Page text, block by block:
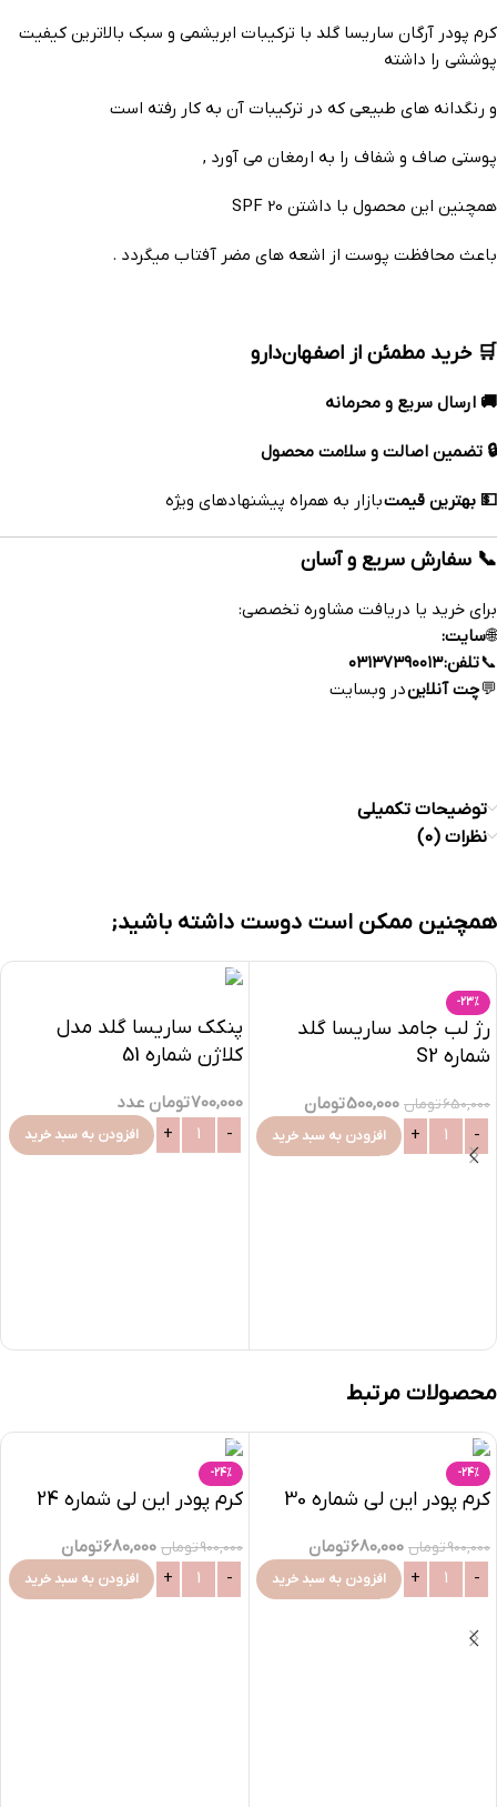
کرم پودر آرگان ساریسا گلد با ترکیبات ابریشمی و سبک بالاترین کیفیت
پوششی را داشته
و رنگدانه های طبیعی که در ترکیبات آن به کار رفته است
پوستی صاف و شفاف را به ارمغان می آورد ,
همچنین این محصول با داشتن SPF 20
باعث محافظت پوست از اشعه های مضر آفتاب میگردد .
🛒 خرید مطمئن از اصفهان‌دارو
🚚 ارسال سریع و محرمانه
🔒 تضمین اصالت و سلامت محصول
💵 بهترین قیمتبازار به همراه پیشنهادهای ویژه
📞 سفارش سریع و آسان
برای خرید یا دریافت مشاوره تخصصی:
🌐سایت:
📞تلفن:۰۳۱۳۷۳۹۰۰۱۳
💬چت آنلایندر وبسایت
توضیحات تکمیلی
نظرات (0)
همچنین ممکن است دوست داشته باشید;
-23%
رژ لب جامد ساریسا گلد
شماره S2
650,000تومان 500,000تومان
افزودن به سبد خرید
پنکک ساریسا گلد مدل
کلاژن شماره 51
700,000تومان عدد
افزودن به سبد خرید
محصولات مرتبط
-24%
کرم پودر این لی شماره 30
900,000تومان 680,000تومان
افزودن به سبد خرید
-24%
کرم پودر این لی شماره 24
900,000تومان 680,000تومان
افزودن به سبد خرید